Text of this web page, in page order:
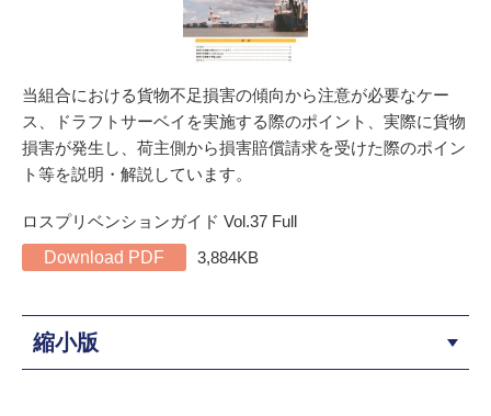
当組合における貨物不足損害の傾向から注意が必要なケー
ス、ドラフトサーベイを実施する際のポイント、実際に貨物
損害が発生し、荷主側から損害賠償請求を受けた際のポイン
ト等を説明・解説しています。
ロスプリベンションガイド Vol.37 Full
Download PDF
3,884KB
縮小版